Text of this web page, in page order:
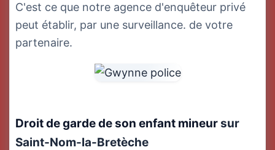
C'est ce que notre agence d'enquêteur privé
peut établir, par une surveillance. de votre
partenaire.
Droit de garde de son enfant mineursur
Saint-Nom-la-Bretèche